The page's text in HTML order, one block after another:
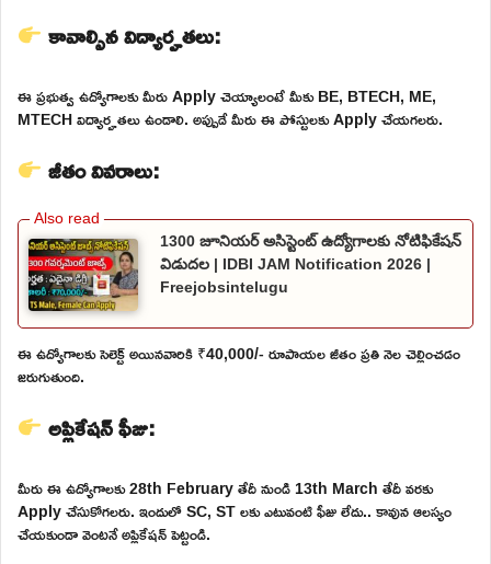
కావాల్సిన విద్యార్హతలు:
ఈ ప్రభుత్వ ఉద్యోగాలకు మీరు Apply చెయ్యాలంటే మీకు BE, BTECH, ME,
MTECH విద్యార్హతలు ఉండాలి. అప్పుడే మీరు ఈ పోస్టులకు Apply చేయగలరు.
జీతం వివరాలు:
1300 జూనియర్ అసిస్టెంట్ ఉద్యోగాలకు నోటిఫికేషన్
విడుదల | IDBI JAM Notification 2026 |
Freejobsintelugu
ఈ ఉద్యోగాలకు సెలెక్ట్ అయినవారికి ₹40,000/- రూపాయల జీతం ప్రతి నెల చెల్లించడం
జరుగుతుంది.
అప్లికేషన్ ఫీజు:
మీరు ఈ ఉద్యోగాలకు 28th February తేదీ నుండి 13th March తేదీ వరకు
Apply చేసుకోగలరు. ఇందులో SC, ST లకు ఎటువంటి ఫీజు లేదు.. కావున ఆలస్యం
చేయకుండా వెంటనే అప్లికేషన్ పెట్టండి.